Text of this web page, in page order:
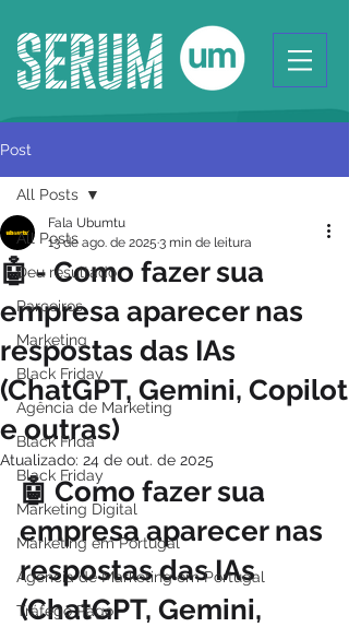
Post
All Posts
Deu resultado
Parceiros
Marketing
Black Friday
Agência de Marketing
Black Frida
Black Friday
Marketing Digital
Marketing em Portugal
Agência de Marketing em Portugal
Tráfego Pago
All Posts
🤖 - Como fazer sua
empresa aparecer nas
respostas das IAs
(ChatGPT, Gemini, Copilot
e outras)
Fala Ubumtu
13 de ago. de 2025 3 min de leitura
Atualizado: 24 de out. de 2025
🤖 Como fazer sua
empresa aparecer nas
respostas das IAs
(ChatGPT, Gemini,